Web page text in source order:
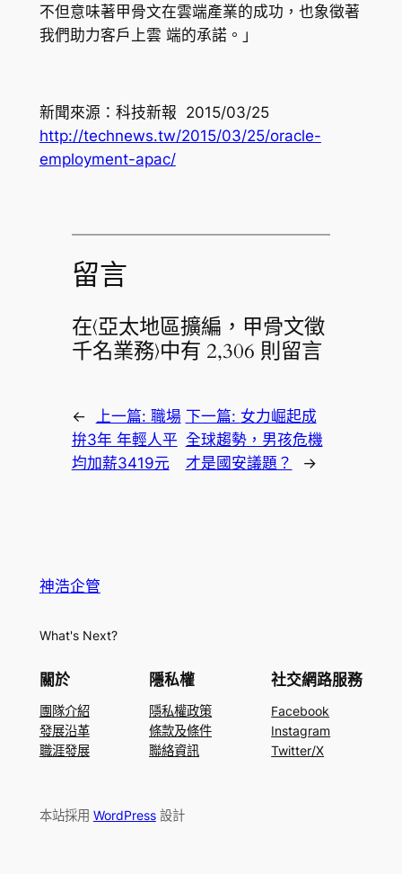
不但意味著甲骨文在雲端產業的成功，也象徵著
我們助力客戶上雲 端的承諾。」
新聞來源：科技新報 2015/03/25
http://technews.tw/2015/03/25/oracle-
employment-apac/
留言
在〈亞太地區擴編，甲骨文徵
千名業務〉中有 2,306 則留言
← 上一篇: 職場
拚3年 年輕人平
均加薪3419元
下一篇: 女力崛起成
全球趨勢，男孩危機
才是國安議題？
→
神浩企管
What's Next?
關於
團隊介紹
發展沿革
職涯發展
隱私權
隱私權政策
條款及條件
聯絡資訊
社交網路服務
Facebook
Instagram
Twitter/X
本站採用 WordPress設計